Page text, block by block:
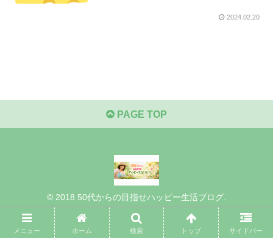
2024.02.20
PAGE TOP
© 2018 50代からの目指せハッピー生活ブログ.
メニュー ホーム 検索 トップ サイドバー